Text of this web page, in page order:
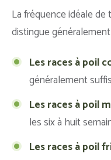
La fréquence idéale
distingue
Les races à poil
généralement
Les races à poil
les six à huit
Les races à poil